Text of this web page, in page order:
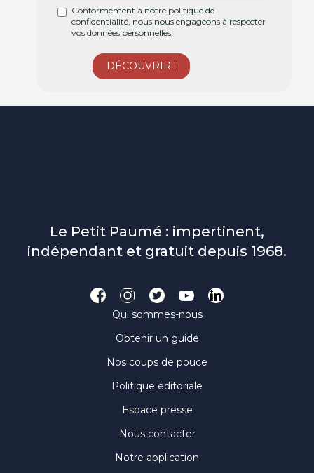
Conformément à notre politique de
confidentialité, nous nous engageons à respecter
vos données personnelles.
Le Petit Paumé : impertinent,
indépendant et gratuit depuis 1968.
Qui sommes-nous
Obtenir un guide
Nos coups de pouce
Politique éditoriale
Espace presse
Nous contacter
Notre application